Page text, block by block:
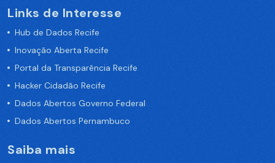
Links de Interesse
Hub de Dados Recife
Inovação Aberta Recife
Portal da Transparência Recife
Hacker Cidadão Recife
Dados Abertos Governo Federal
Dados Abertos Pernambuco
Saiba mais